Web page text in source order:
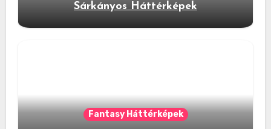
Sárkányos Háttérképek
Fantasy Háttérképek